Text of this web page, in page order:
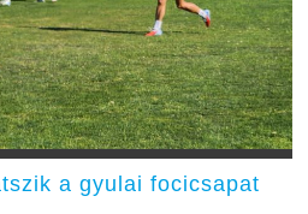
a gyulai focicsapat